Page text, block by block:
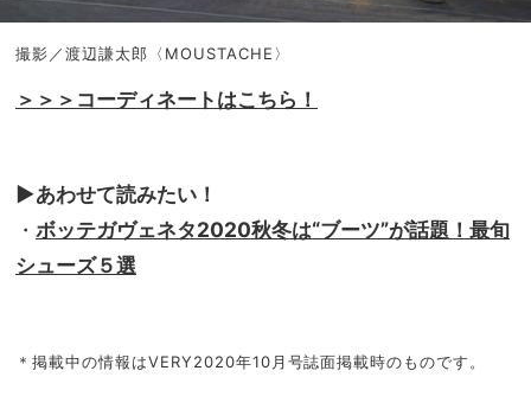
撮影／渡辺謙太郎〈MOUSTACHE〉
＞＞＞コーディネートはこちら！
▶︎あわせて読みたい！
・ ボッテガヴェネタ2020秋冬は“ブーツ”が話題！最旬
シューズ５選
＊掲載中の情報はVERY2020年10月号誌面掲載時のものです。